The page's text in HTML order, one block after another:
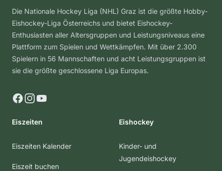
Die Nationale Hockey Liga (NHL) Graz ist die größte Hobby-
Eishockey-Liga Österreichs und bietet Eishockey-
Enthusiasten aller Altersgruppen und Leistungsniveaus eine
Plattform zum Spielen und Wettkämpfen. Mit über 2.300
Spielern in 56 Mannschaften und acht Leistungsgruppen ist
sie die größte geschlossene Liga Europas.
Facebook
Instagram
YouTube
Eiszeiten
Eiszeiten Kalender
Eiszeit buchen
Eishockey
Kinder- und
Jugendeishockey